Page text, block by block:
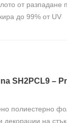
от разпадане
до 99% от UV
SH2PCL9 –
полиестерно
декорации на